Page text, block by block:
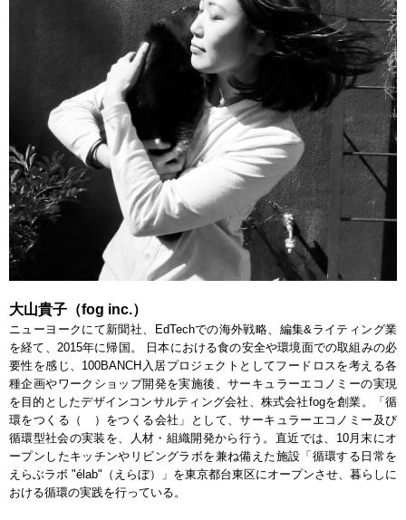
大山貴子（fog inc.）
ニューヨークにて新聞社、EdTechでの海外戦略、編集&ライティング業
を経て、2015年に帰国。 日本における食の安全や環境面での取組みの必
要性を感じ、100BANCH入居プロジェクトとしてフードロスを考える各
種企画やワークショップ開発を実施後、サーキュラーエコノミーの実現
を目的としたデザインコンサルティング会社、株式会社fogを創業。「循
環をつくる（ ）をつくる会社」として、サーキュラーエコノミー及び
循環型社会の実装を、人材・組織開発から行う。直近では、10月末にオ
ープンしたキッチンやリビングラボを兼ね備えた施設「循環する日常を
えらぶラボ "élab"（えらぼ）」を東京都台東区にオープンさせ、暮らしに
おける循環の実践を行っている。